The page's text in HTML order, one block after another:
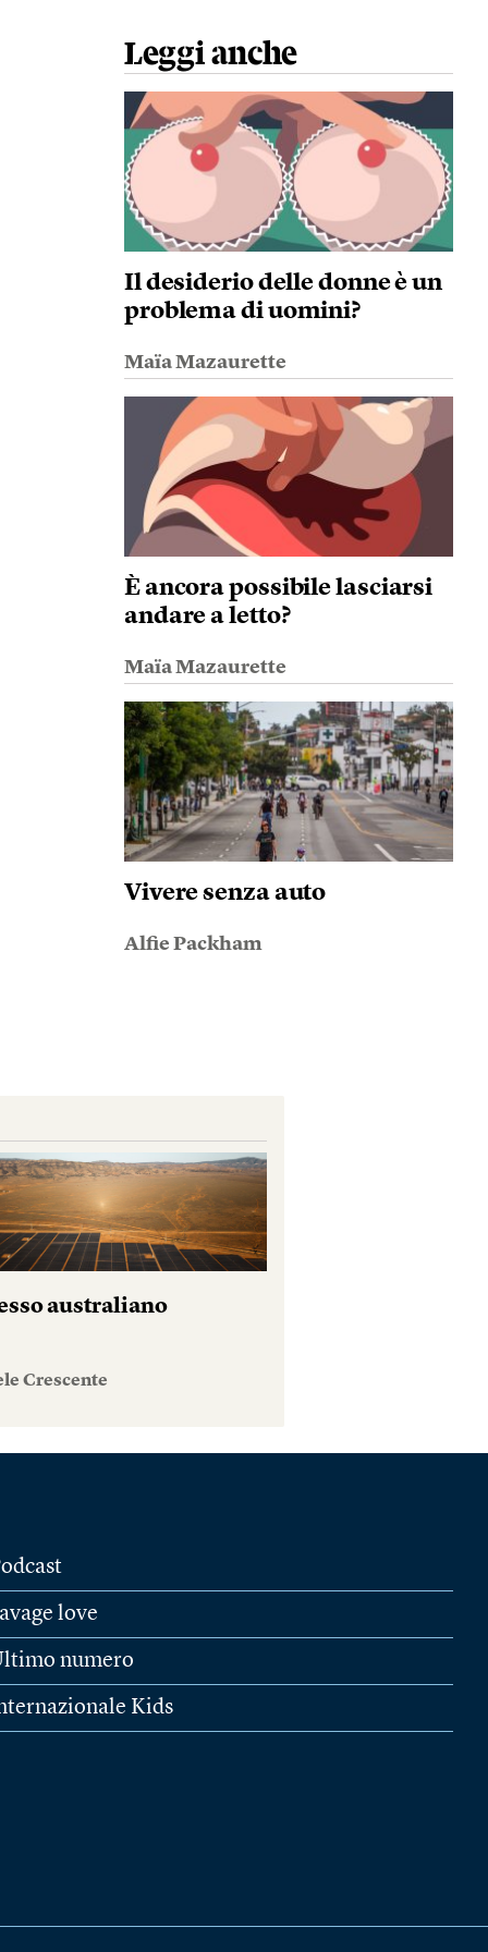
Leggi anche
Il desiderio delle donne è un
problema di uomini?
Maïa Mazaurette
È ancora possibile lasciarsi
andare a letto?
Maïa Mazaurette
Vivere senza auto
Alfie Packham
australiano
Crescente
love
numero
Kids